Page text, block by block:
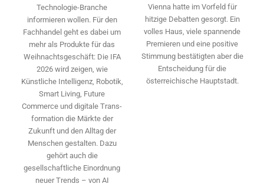
Technologie-­Branche
informieren wollen. Für den
Fachhandel geht es dabei um
mehr als Produkte für das
Weihnachtsgeschäft: Die IFA
2026 wird ­zeigen, wie
Künstliche Intelligenz, Robotik,
Smart Living, Future
Commerce und digitale Trans­
formation die Märkte der
Zukunft und den Alltag der
Menschen gestalten. Dazu
gehört auch die
gesellschaftliche Einordnung
neuer Trends – von AI
Vienna hatte im Vorfeld für
hitzige Debatten gesorgt. Ein
volles Haus, viele spannende
Premieren und eine positive
Stimmung bestätigten aber die
Entscheidung für die
österreichische Hauptstadt.